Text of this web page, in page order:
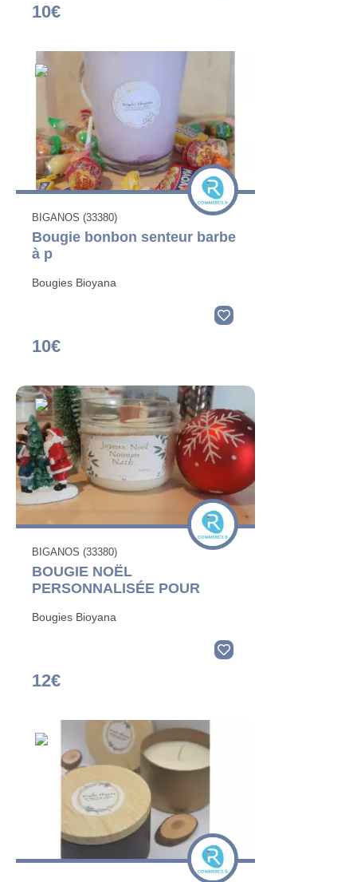
10€
BIGANOS (33380)
Bougie bonbon senteur barbe
à p
Bougies Bioyana
10€
BIGANOS (33380)
BOUGIE NOËL
PERSONNALISÉE POUR
Bougies Bioyana
12€